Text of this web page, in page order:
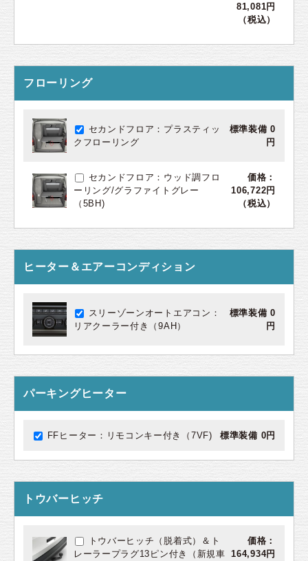
81,081円
（税込）
フローリング
セカンドフロア：プラスティッ
クフローリング
標準装備 0
円
セカンドフロア：ウッド調フロ
ーリング/グラファイトグレー
（5BH)
価格：
106,722円
（税込）
ヒーター＆エアーコンディション
スリーゾーンオートエアコン：
リアクーラー付き（9AH）
標準装備 0
円
パーキングヒーター
FFヒーター：リモコンキー付き（7VF) 標準装備 0円
トウバーヒッチ
トウバーヒッチ（脱着式）＆ト
レーラープラグ13ピン付き（新規車
価格：
164,934円